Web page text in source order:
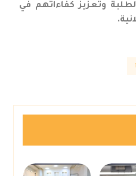
وتعزيز كفاءاتهم في